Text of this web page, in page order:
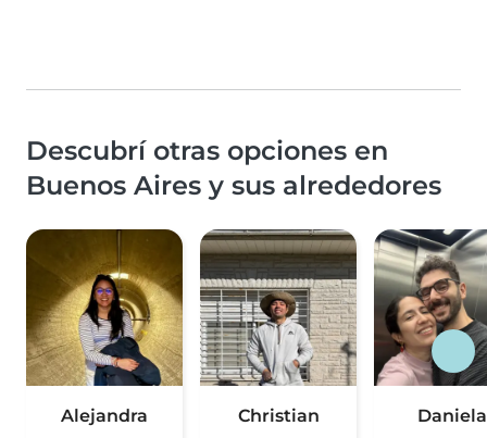
Descubrí otras opciones en
Buenos Aires y sus alrededores
Alejandra Christian Daniela